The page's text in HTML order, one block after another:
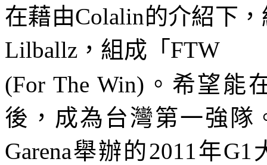
在藉由Colalin的介紹下
Lilballz ，組成「 FTW
(For The Win) 。希望能
後，成為台灣第一強隊
Garena舉辦的2011年G1